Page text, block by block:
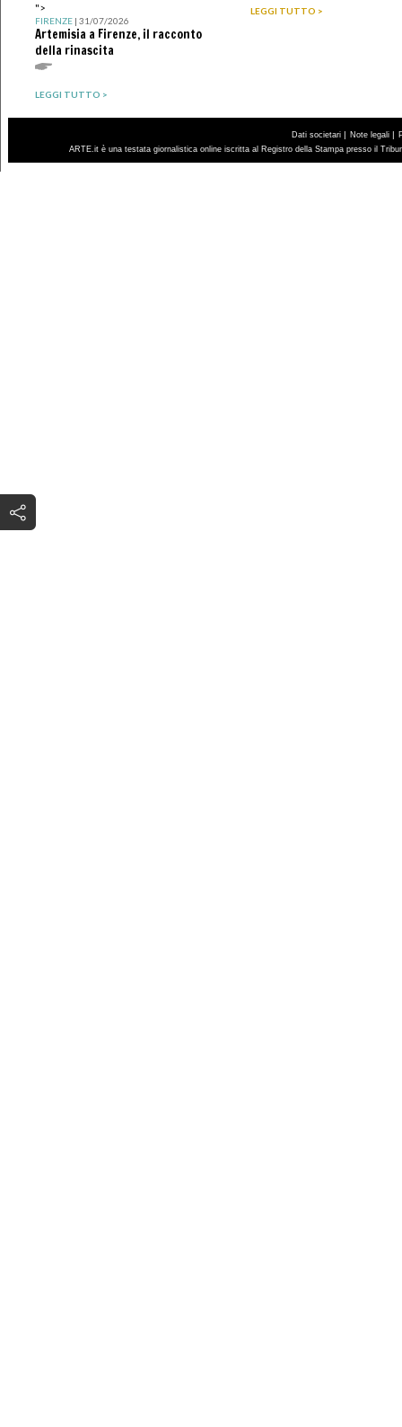
">
FIRENZE| 31/07/2026
Artemisia a Firenze, il racconto
della rinascita
LEGGI TUTTO >
LEGGI TUTTO >
Dati societari | Note legali |
ARTE.it è una testata giornalistica online iscritta al Registro della Stampa presso il